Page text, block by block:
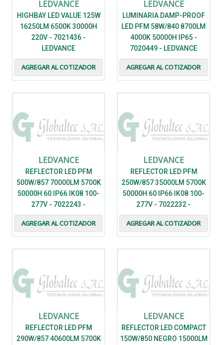
LEDVANCE
HIGHBAY LED VALUE 125W
16250LM 6500K 30000H
220V - 7021436 -
LEDVANCE
AGREGAR AL COTIZADOR
LEDVANCE
LUMINARIA DAMP-PROOF
LED PFM 58W/840 8700LM
4000K 50000H IP65 -
7020449 - LEDVANCE
AGREGAR AL COTIZADOR
LEDVANCE
REFLECTOR LED PFM
500W/857 70000LM 5700K
50000H 60 IP66 IK08 100-
277V - 7022243 -
LEDVANCE
AGREGAR AL COTIZADOR
LEDVANCE
REFLECTOR LED PFM
250W/857 35000LM 5700K
50000H 60 IP66 IK08 100-
277V - 7022232 -
LEDVANCE
AGREGAR AL COTIZADOR
LEDVANCE
REFLECTOR LED PFM
290W/857 40600LM 5700K
LEDVANCE
REFLECTOR LED COMPACT
150W/850 NEGRO 15000LM